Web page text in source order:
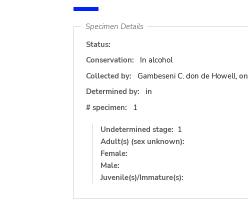
Specimen Details
Status:
Conservation:
In alcohol
Collected by:
Gambeseni C. don de Howell, on
Determined by:
in
# specimen:
1
Undetermined stage: 1
Adult(s) (sex unknown):
Female:
Male:
Juvenile(s)/Immature(s):